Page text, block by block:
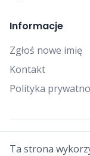
Informacje
Zgłoś nowe imię
Kontakt
Polityka
© 2025 Falcon
Ta strona